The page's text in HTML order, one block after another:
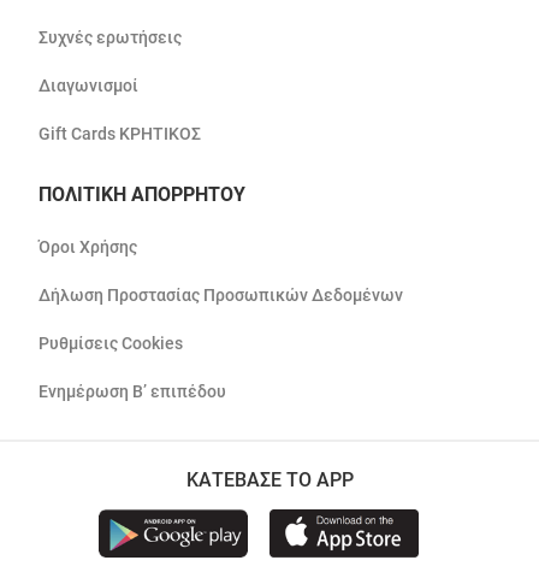
Συχνές ερωτήσεις
Διαγωνισμοί
Gift Cards ΚΡΗΤΙΚΟΣ
ΠΟΛΙΤΙΚΗ ΑΠΟΡΡΗΤΟΥ
Όροι Χρήσης
Δήλωση Προστασίας Προσωπικών Δεδομένων
Ρυθμίσεις Cookies
Ενημέρωση Β’ επιπέδου
ΚΑΤΕΒΑΣΕ ΤΟ APP